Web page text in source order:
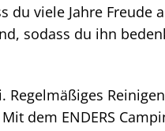
du viele Jahre Freude
sodass du ihn
dem ENDERS